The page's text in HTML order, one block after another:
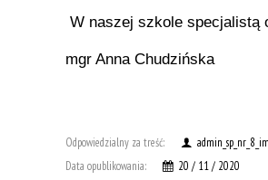
W naszej szkole specjalistą
mgr Anna Chudzińska
Odpowiedzialny za treść:
Data opublikowania:
20 / 11 / 2020